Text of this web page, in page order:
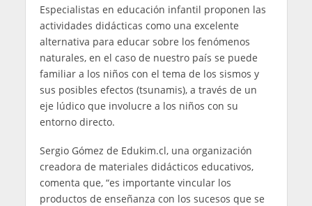
Especialistas en educación infantil proponen las
actividades didácticas como una excelente
alternativa para educar sobre los fenómenos
naturales, en el caso de nuestro país se puede
familiar a los niños con el tema de los sismos y
sus posibles efectos (tsunamis), a través de un
eje lúdico que involucre a los niños con su
entorno directo.
Sergio Gómez de Edukim.cl, una organización
creadora de materiales didácticos educativos,
comenta que, “es importante vincular los
productos de enseñanza con los sucesos que se